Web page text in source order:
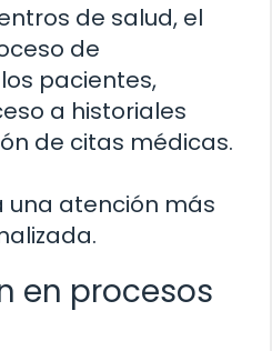
de salud, el
de
pacientes,
a historiales
de citas médicas.
una atención más
en procesos